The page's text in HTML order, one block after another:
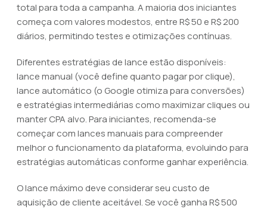
total para toda a campanha. A maioria dos iniciantes
começa com valores modestos, entre R$ 50 e R$ 200
diários, permitindo testes e otimizações contínuas.
Diferentes estratégias de lance estão disponíveis:
lance manual (você define quanto pagar por clique),
lance automático (o Google otimiza para conversões)
e estratégias intermediárias como maximizar cliques ou
manter CPA alvo. Para iniciantes, recomenda-se
começar com lances manuais para compreender
melhor o funcionamento da plataforma, evoluindo para
estratégias automáticas conforme ganhar experiência.
O lance máximo deve considerar seu custo de
aquisição de cliente aceitável. Se você ganha R$ 500